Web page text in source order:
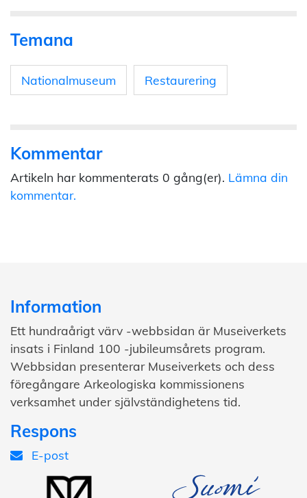
Temana
Nationalmuseum Restaurering
Kommentar
Artikeln har kommenterats 0 gång(er). Lämna din
kommentar.
Information
Ett hundraårigt värv -webbsidan är Museiverkets
insats i Finland 100 -jubileumsårets program.
Webbsidan presenterar Museiverkets och dess
föregångare Arkeologiska kommissionens
verksamhet under självständighetens tid.
Respons
E-post